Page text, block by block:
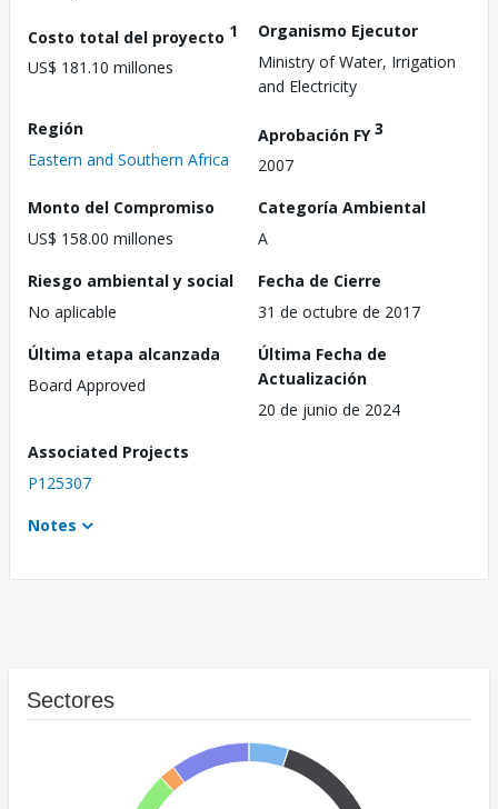
Costo total del proyecto 1
US$ 181.10 millones
Organismo Ejecutor
Ministry of Water, Irrigation
and Electricity
Región
Eastern and Southern Africa
Aprobación FY3
2007
Monto del Compromiso
US$ 158.00 millones
Categoría Ambiental
A
Riesgo ambiental y social
No aplicable
Fecha de Cierre
31 de octubre de 2017
Última etapa alcanzada
Board Approved
Última Fecha de
Actualización
20 de junio de 2024
Associated Projects
P125307
Notes
Sectores